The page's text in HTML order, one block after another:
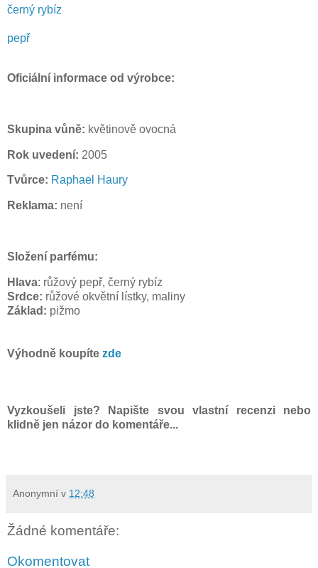
černý rybíz
pepř
Oficiální informace od výrobce:
Skupina vůně: květinově ovocná
Rok uvedení: 2005
Tvůrce: Raphael Haury
Reklama: není
Složení parfému:
Hlava: růžový pepř, černý rybíz
Srdce: růžové okvětní lístky, maliny
Základ: pižmo
Výhodně koupíte zde
Vyzkoušeli jste? Napište svou vlastní recenzi nebo
klidně jen názor do komentáře...
Anonymní v 12:48
Žádné komentáře:
Okomentovat